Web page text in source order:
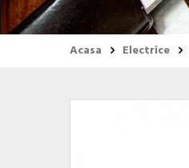
Acasa Electrice